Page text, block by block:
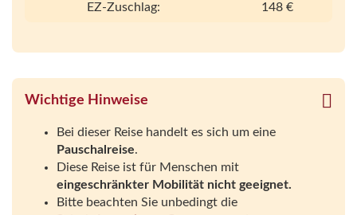
EZ-Zuschlag: 148 €
Wichtige Hinweise
Bei dieser Reise handelt es sich um eine
Pauschalreise.
Diese Reise ist für Menschen mit
eingeschränkter Mobilität nicht geeignet.
Bitte beachten Sie unbedingt die